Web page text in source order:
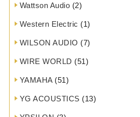
Wattson Audio (2)
Western Electric (1)
WILSON AUDIO (7)
WIRE WORLD (51)
YAMAHA(51)
YG ACOUSTICS (13)